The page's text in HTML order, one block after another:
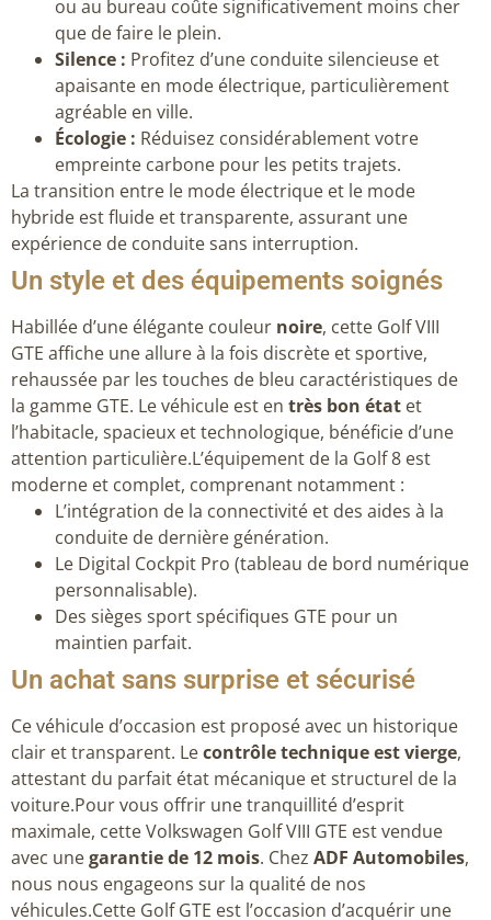
ou au bureau coûte significativement moins cher
que de faire le plein.
Silence : Profitez d’une conduite silencieuse et
apaisante en mode électrique, particulièrement
agréable en ville.
Écologie : Réduisez considérablement votre
empreinte carbone pour les petits trajets.
La transition entre le mode électrique et le mode
hybride est fluide et transparente, assurant une
expérience de conduite sans interruption.
Un style et des équipements soignés
Habillée d’une élégante couleur noire, cette Golf VIII
GTE affiche une allure à la fois discrète et sportive,
rehaussée par les touches de bleu caractéristiques de
la gamme GTE. Le véhicule est en très bon état et
l’habitacle, spacieux et technologique, bénéficie d’une
attention particulière.L’équipement de la Golf 8 est
moderne et complet, comprenant notamment :
L’intégration de la connectivité et des aides à la
conduite de dernière génération.
Le Digital Cockpit Pro (tableau de bord numérique
personnalisable).
Des sièges sport spécifiques GTE pour un
maintien parfait.
Un achat sans surprise et sécurisé
Ce véhicule d’occasion est proposé avec un historique
clair et transparent. Lecontrôle technique est vierge,
attestant du parfait état mécanique et structurel de la
voiture.Pour vous offrir une tranquillité d’esprit
maximale, cette Volkswagen Golf VIII GTE est vendue
avec unegarantie de 12 mois. Chez ADF Automobiles,
nous nous engageons sur la qualité de nos
véhicules.Cette Golf GTE est l’occasion d’acquérir une